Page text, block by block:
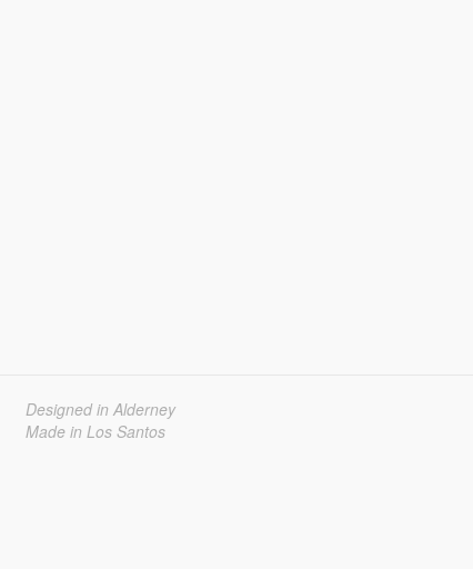
Designed in Alderney
Made in Los Santos